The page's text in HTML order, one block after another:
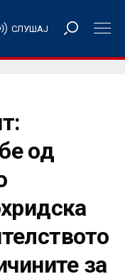
СЛУШАЈ
од
за